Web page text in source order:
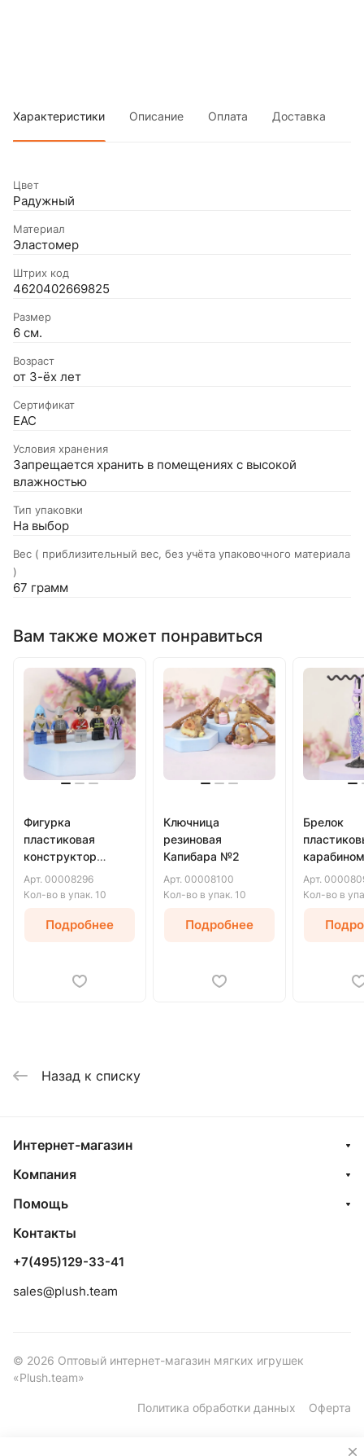
Характеристики Описание Оплата Доставка
Цвет
Радужный
Материал
Эластомер
Штрих код
4620402669825
Размер
6 см.
Возраст
от 3-ёх лет
Сертификат
EAC
Условия хранения
Запрещается хранить в помещениях с высокой
влажностью
Тип упаковки
На выбор
Вес ( приблизительный вес, без учёта упаковочного материала
)
67 грамм
Вам также может понравиться
Фигурка
пластиковая
конструктор
персонаж
Арт. 00008296
Кол-во в упак. 10
Подробнее
Ключница
резиновая
Капибара №2
Арт. 00008100
Кол-во в упак. 10
Подробнее
Брелок
карабином
Арт.
Кол-во в
Назад к списку
Интернет-магазин
Компания
Помощь
Контакты
+7(495)129-33-41
sales@plush.team
© 2026 Оптовый интернет-магазин мягких игрушек
«Plush.team»
Политика обработки данных Оферта